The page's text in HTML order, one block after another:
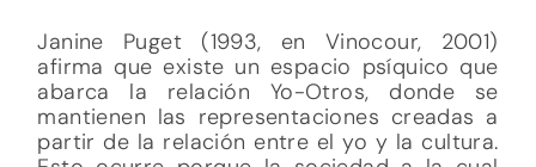
Janine Puget (1993, en Vinocour, 2001)
afirma que existe un espacio psíquico que
abarca la relación Yo-Otros, donde se
mantienen las representaciones creadas a
partir de la relación entre el yo y la cultura.